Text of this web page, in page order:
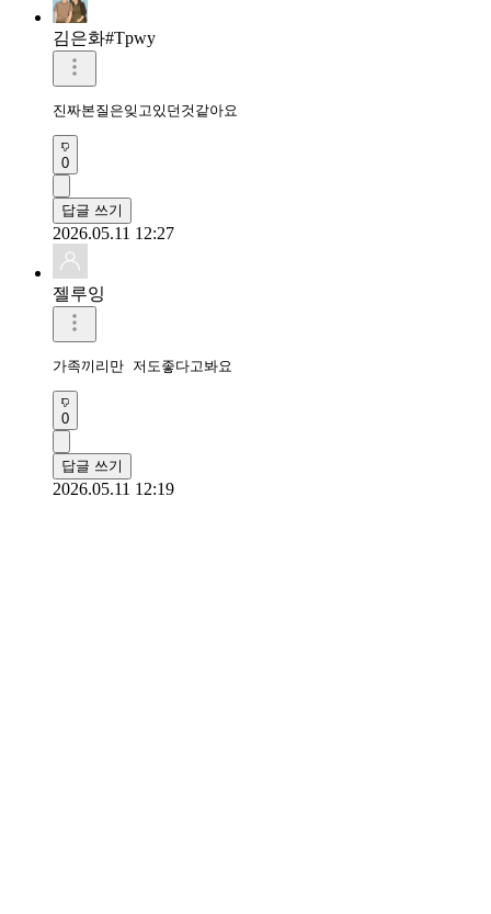
김은화#Tpwy
진짜본질은잊고있던것같아요
0
답글 쓰기
2026.05.11 12:27
젤루잉
가족끼리만 저도좋다고봐요
0
답글 쓰기
2026.05.11 12:19